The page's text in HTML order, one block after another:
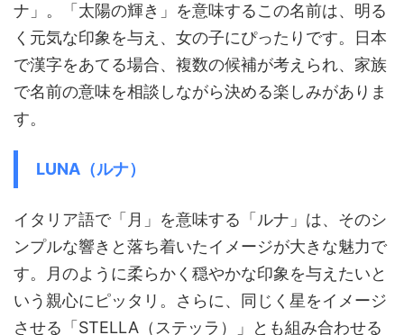
ナ」。「太陽の輝き」を意味するこの名前は、明る
く元気な印象を与え、女の子にぴったりです。日本
で漢字をあてる場合、複数の候補が考えられ、家族
で名前の意味を相談しながら決める楽しみがありま
す。
LUNA（ルナ）
イタリア語で「月」を意味する「ルナ」は、そのシ
ンプルな響きと落ち着いたイメージが大きな魅力で
す。月のように柔らかく穏やかな印象を与えたいと
いう親心にピッタリ。さらに、同じく星をイメージ
させる「STELLA（ステッラ）」とも組み合わせる